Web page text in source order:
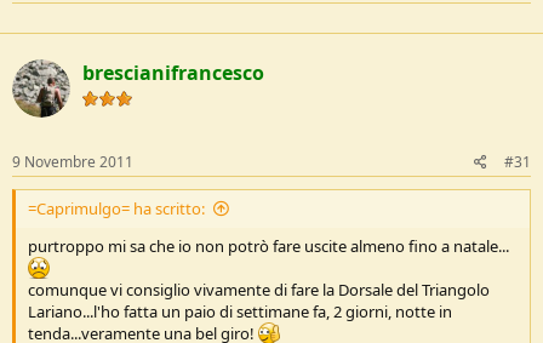
brescianifrancesco
9 Novembre 2011 #31
=Caprimulgo= ha scritto:
purtroppo mi sa che io non potrò fare uscite almeno fino a natale...
comunque vi consiglio vivamente di fare la Dorsale del Triangolo
Lariano...l'ho fatta un paio di settimane fa, 2 giorni, notte in
tenda...veramente una bel giro!